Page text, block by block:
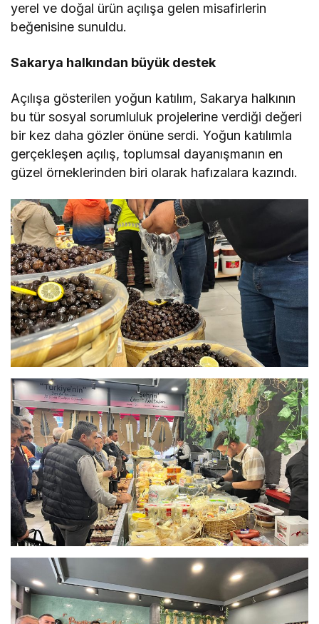
yerel ve doğal ürün açılışa gelen misafirlerin
beğenisine sunuldu.
Sakarya halkından büyük destek
Açılışa gösterilen yoğun katılım, Sakarya halkının
bu tür sosyal sorumluluk projelerine verdiği değeri
bir kez daha gözler önüne serdi. Yoğun katılımla
gerçekleşen açılış, toplumsal dayanışmanın en
güzel örneklerinden biri olarak hafızalara kazındı.